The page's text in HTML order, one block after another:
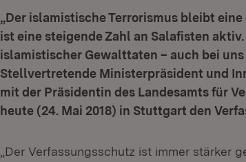
„Der islamistische Terrorismus bleibt
ist eine steigende Zahl an Salafisten
islamistischer Gewalttaten – auch bei
Stellvertretende Ministerpräsident und
mit der Präsidentin des Landesamts für
heute (24. Mai 2018) in Stuttgart den
„Der Verfassungsschutz ist immer stärker